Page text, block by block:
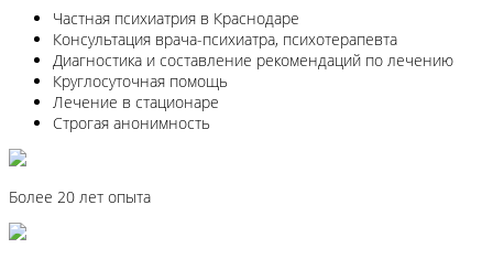
Частная психиатрия в Краснодаре
Консультация врача-психиатра, психотерапевта
Диагностика и составление рекомендаций по лечению
Круглосуточная помощь
Лечение в стационаре
Строгая анонимность
Более 20 лет опыта